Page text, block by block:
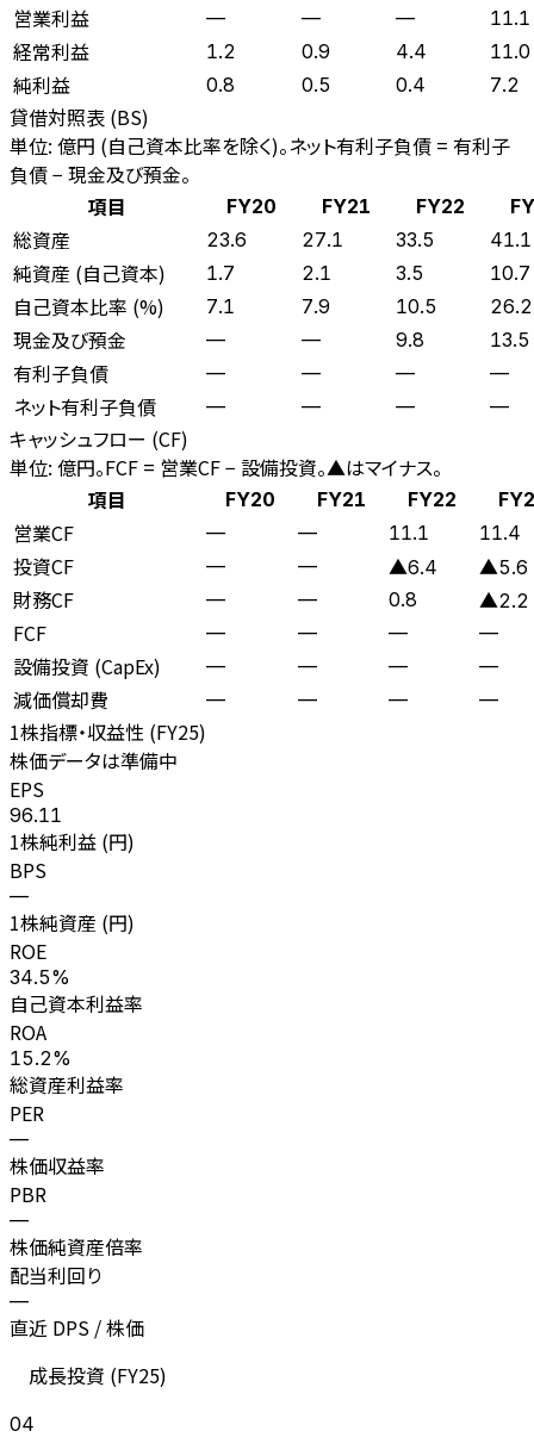
営業利益 — — — 11.1
経常利益 1.2 0.9 4.4 11.0
純利益 0.8 0.5 0.4 7.2
貸借対照表 (BS)
単位: 億円 (自己資本比率を除く)。ネット有利子負債 = 有利子
負債 − 現金及び預金。
項目
FY20 FY21 FY22
総資産 23.6 27.1 33.5 41.1
純資産 (自己資本) 1.7 2.1 3.5 10.7
自己資本比率 (%) 7.1 7.9 10.5 26.2
現金及び預金 — — 9.8 13.5
有利子負債 — — — —
ネット有利子負債 — — — —
キャッシュフロー (CF)
単位: 億円。FCF = 営業CF − 設備投資。▲はマイナス。
項目
FY20 FY21 FY22
営業CF — — 11.1 11.4
投資CF — — ▲6.4 ▲5.6
財務CF — — 0.8 ▲2.2
FCF — — — —
設備投資 (CapEx) — — — —
減価償却費 — — — —
1株指標・収益性 (FY25)
株価データは準備中
EPS
96.11
1株純利益 (円)
BPS
—
1株純資産 (円)
ROE
34.5%
自己資本利益率
ROA
15.2%
総資産利益率
PER
—
株価収益率
PBR
—
株価純資産倍率
配当利回り
—
直近 DPS / 株価
成長投資 (FY25)
04